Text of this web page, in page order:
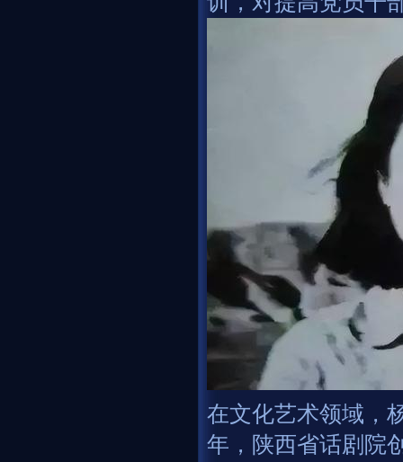
在文化艺术领域，
年，陕西省话剧院